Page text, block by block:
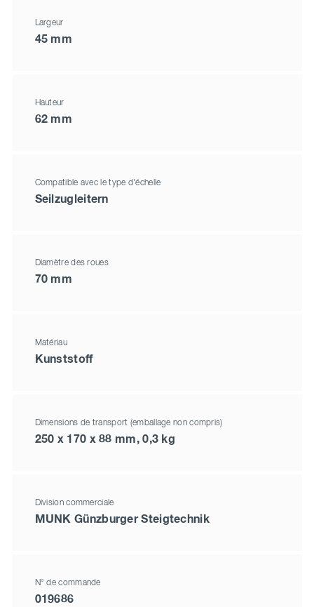
Largeur
45 mm
Hauteur
62 mm
Compatible avec le type d'échelle
Seilzugleitern
Diamètre des roues
70 mm
Matériau
Kunststoff
Dimensions de transport (emballage non compris)
250 x 170 x 88 mm, 0,3 kg
Division commerciale
MUNK Günzburger Steigtechnik
N° de commande
019686